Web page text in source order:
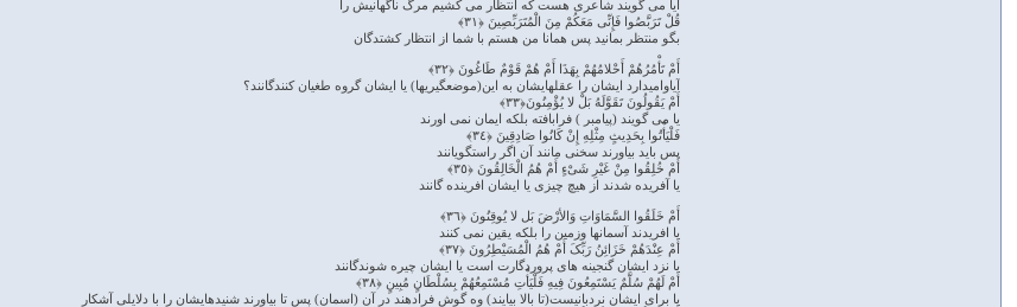
آیا می گویند شاعری هست که انتظار می کشیم مرگ ناگهانیش را
قُلْ تَرَبَّصُوا فَإِنِّی مَعَکُمْ مِنَ الْمُتَرَبِّصِینَ ﴿٣١﴾
بگو منتظر بمانید پس همانا من هستم با شما از انتظار کشتدگان
أَمْ تَأْمُرُهُمْ أَحْلامُهُمْ بِهَذَا أَمْ هُمْ قَوْمٌ طَاغُونَ ﴿٣٢﴾
آیاوامیدارد ایشان را عقلهایشان به این(موضعگیریها) یا ایشان گروه طغیان کنندگانند؟
أَمْ یَقُولُونَ تَقَوَّلَهُ بَلْ لا یُؤْمِنُونَ﴿٣٣﴾
یا می گویند (پیامبر ) فرابافته بلکه ایمان نمی اورند
فَلْیَأْتُوا بِحَدِیثٍ مِثْلِهِ إِنْ کَانُوا صَادِقِینَ ﴿٣٤﴾
پس باید بیاورند سخنی مانند آن اگر راستگویانند
أَمْ خُلِقُوا مِنْ غَیْرِ شَیْءٍ أَمْ هُمُ الْخَالِقُونَ ﴿٣٥﴾
یا آفریده شدند از هیچ چیزی یا ایشان افرینده گانند
أَمْ خَلَقُوا السَّمَاوَاتِ وَالأرْضَ بَل لا یُوقِنُونَ ﴿٣٦﴾
یا افریدند آسمانها وزمین را بلکه یقین نمی کنند
أَمْ عِنْدَهُمْ خَزَائِنُ رَبِّکَ أَمْ هُمُ الْمُسَیْطِرُونَ ﴿٣٧﴾
یا نزد ایشان گنجینه های پروردگارت است یا ایشان چیره شوندگانند
أَمْ لَهُمْ سُلَّمٌ یَسْتَمِعُونَ فِیهِ فَلْیَأْتِ مُسْتَمِعُهُمْ بِسُلْطَانٍ مُبِینٍ ﴿٣٨﴾
یا برای ایشان نردبانیست(تا بالا بیایند) وه گوش فرادهند در آن (اسمان) پس تا بیاورند شنیدهایشان را با دلایلی آشکار